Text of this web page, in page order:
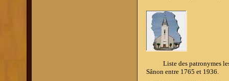
Liste des patronymes les
Sânon entre 1765 et 1936.